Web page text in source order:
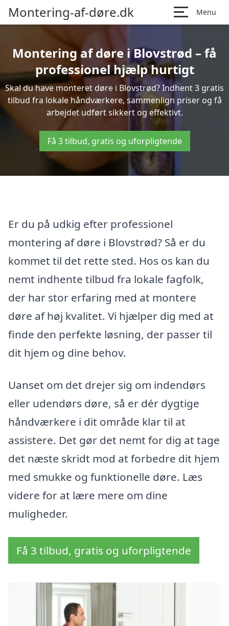
Montering-af-døre.dk Menu
Montering af døre i Blovstrød – få
professionel hjælp hurtigt
Skal du have monteret døre i Blovstrød? Indhent 3 gratis
tilbud fra lokale håndværkere, sammenlign priser og få
arbejdet udført sikkert og effektivt.
Få 3 tilbud, gratis og uforpligtende
Er du på udkig efter professionel
montering af døre i Blovstrød? Så er du
kommet til det rette sted. Hos os kan du
nemt indhente tilbud fra lokale fagfolk,
der har stor erfaring med at montere
døre af høj kvalitet. Vi hjælper dig med at
finde den perfekte løsning, der passer til
dit hjem og dine behov.
Uanset om det drejer sig om indendørs
eller udendørs døre, så er dér dygtige
håndværkere i dit område klar til at
assistere. Det gør det nemt for dig at tage
det næste skridt mod at forbedre dit hjem
med smukke og funktionelle døre. Læs
videre for at lære mere om dine
muligheder.
Få 3 tilbud, gratis og uforpligtende